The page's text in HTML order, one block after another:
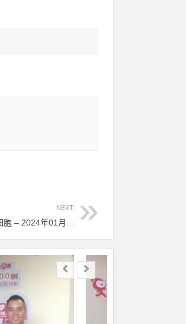
NEXT: